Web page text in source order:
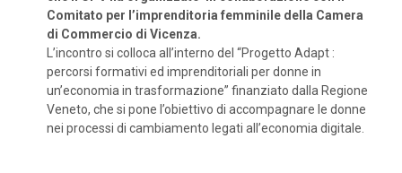
Comitato per l’imprenditoria femminile della Camera
di Commercio di Vicenza.
L’incontro si colloca all’interno del “Progetto Adapt :
percorsi formativi ed imprenditoriali per donne in
un’economia in trasformazione” finanziato dalla Regione
Veneto, che si pone l’obiettivo di accompagnare le donne
nei processi di cambiamento legati all’economia digitale.